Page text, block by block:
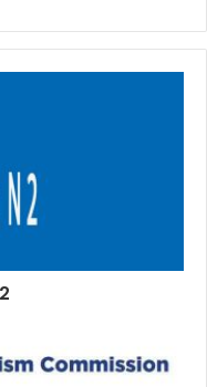
de la CNLCT,
de bonnes
des
à diverses
et
été l’occasion
des guides